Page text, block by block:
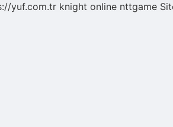
yuf.com.tr knight online nttgame